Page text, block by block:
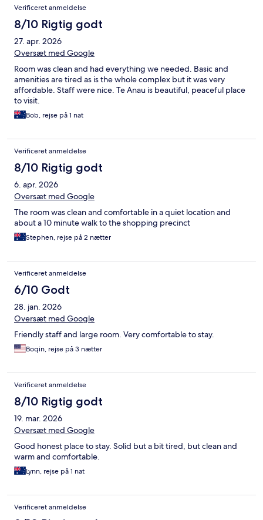
Verificeret anmeldelse
8/10 Rigtig godt
27. apr. 2026
Oversæt med Google
Room was clean and had everything we needed. Basic and
amenities are tired as is the whole complex but it was very
affordable. Staff were nice. Te Anau is beautiful, peaceful place
to visit.
Bob, rejse på 1 nat
Verificeret anmeldelse
8/10 Rigtig godt
6. apr. 2026
Oversæt med Google
The room was clean and comfortable in a quiet location and
about a 10 minute walk to the shopping precinct
Stephen, rejse på 2 nætter
Verificeret anmeldelse
6/10 Godt
28. jan. 2026
Oversæt med Google
Friendly staff and large room. Very comfortable to stay.
Boqin, rejse på 3 nætter
Verificeret anmeldelse
8/10 Rigtig godt
19. mar. 2026
Oversæt med Google
Good honest place to stay. Solid but a bit tired, but clean and
warm and comfortable.
Lynn, rejse på 1 nat
Verificeret anmeldelse